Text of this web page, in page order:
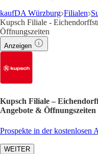
kaufDA Würzburg Filialen
Kupsch Filiale -
Öffnungszeiten
Anzeigen
Kupsch Filiale –
Angebote & Öffnungszeiten
Prospekte in der kostenlosen
WEITER